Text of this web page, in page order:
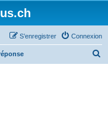
Connexion
S’enregistrer